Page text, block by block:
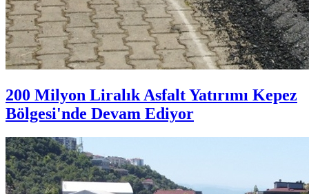
200 Milyon Liralık Asfalt Yatırımı Kepez
Bölgesi'nde Devam Ediyor